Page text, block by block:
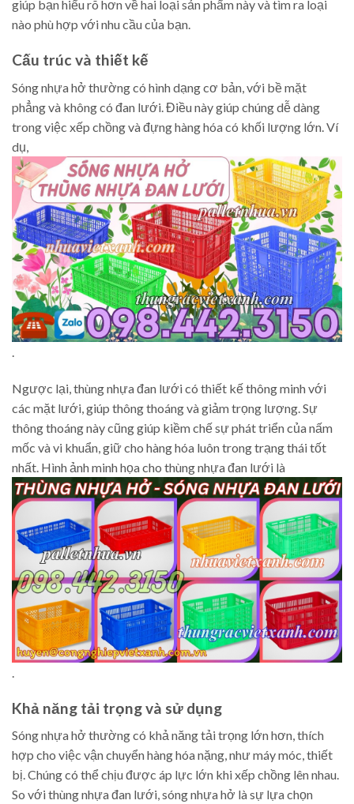
giúp bạn hiểu rõ hơn về hai loại sản phẩm này và tìm ra loại
nào phù hợp với nhu cầu của bạn.
Cấu trúc và thiết kế
Sóng nhựa hở thường có hình dạng cơ bản, với bề mặt
phẳng và không có đan lưới. Điều này giúp chúng dễ dàng
trong việc xếp chồng và đựng hàng hóa có khối lượng lớn. Ví
dụ,
.
Ngược lại, thùng nhựa đan lưới có thiết kế thông minh với
các mặt lưới, giúp thông thoáng và giảm trọng lượng. Sự
thông thoáng này cũng giúp kiềm chế sự phát triển của nấm
mốc và vi khuẩn, giữ cho hàng hóa luôn trong trạng thái tốt
nhất. Hình ảnh minh họa cho thùng nhựa đan lưới là
.
Khả năng tải trọng và sử dụng
Sóng nhựa hở thường có khả năng tải trọng lớn hơn, thích
hợp cho việc vận chuyển hàng hóa nặng, như máy móc, thiết
bị. Chúng có thể chịu được áp lực lớn khi xếp chồng lên nhau.
So với thùng nhựa đan lưới, sóng nhựa hở là sự lựa chọn